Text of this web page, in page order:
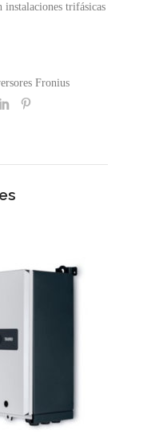
instalaciones trifásicas
Fronius